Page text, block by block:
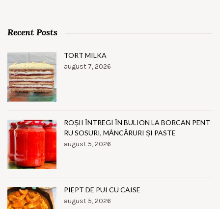
Recent Posts
TORT MILKA
august 7, 2026
ROȘII ÎNTREGI ÎN BULION LA BORCAN PENT
RU SOSURI, MÂNCĂRURI ȘI PASTE
august 5, 2026
PIEPT DE PUI CU CAISE
august 5, 2026